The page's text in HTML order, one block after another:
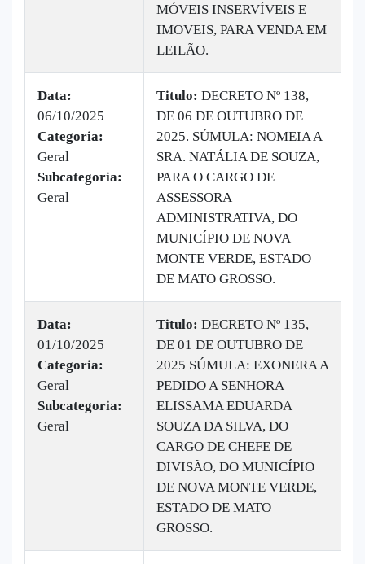
MÓVEIS INSERVÍVEIS E
IMOVEIS, PARA VENDA EM
LEILÃO.
Data:
06/10/2025
Categoria:
Geral
Subcategoria:
Geral
Titulo: DECRETO Nº 138,
DE 06 DE OUTUBRO DE
2025. SÚMULA: NOMEIA A
SRA. NATÁLIA DE SOUZA,
PARA O CARGO DE
ASSESSORA
ADMINISTRATIVA, DO
MUNICÍPIO DE NOVA
MONTE VERDE, ESTADO
DE MATO GROSSO.
Data:
01/10/2025
Categoria:
Geral
Subcategoria:
Geral
Titulo: DECRETO Nº 135,
DE 01 DE OUTUBRO DE
2025 SÚMULA: EXONERA A
PEDIDO A SENHORA
ELISSAMA EDUARDA
SOUZA DA SILVA, DO
CARGO DE CHEFE DE
DIVISÃO, DO MUNICÍPIO
DE NOVA MONTE VERDE,
ESTADO DE MATO
GROSSO.